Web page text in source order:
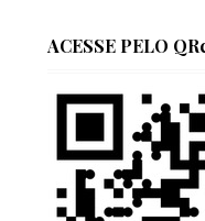
ACESSE PELO